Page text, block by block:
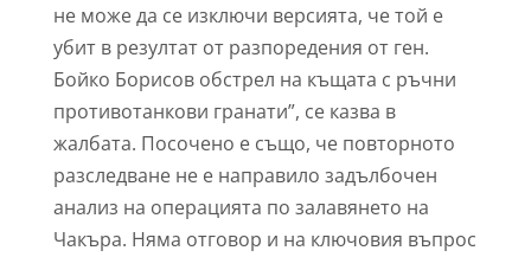
не може да се изключи версията, че той е
убит в резултат от разпоредения от ген.
Бойко Борисов обстрел на къщата с ръчни
противотанкови гранати”, се казва в
жалбата. Посочено е също, че повторното
разследване не е направило задълбочен
анализ на операцията по залавянето на
Чакъра. Няма отговор и на ключовия въпрос